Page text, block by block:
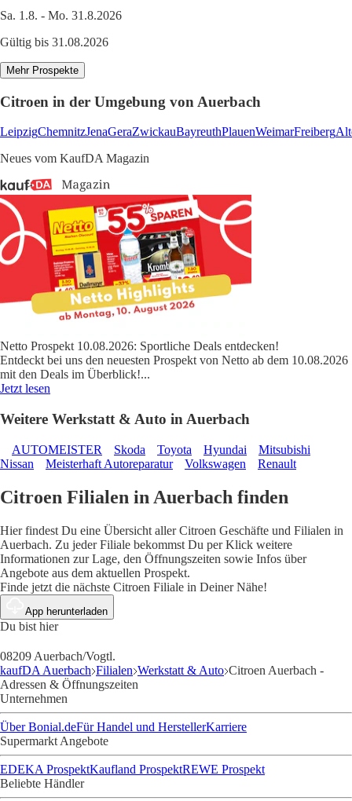
Sa. 1.8. - Mo. 31.8.2026
Gültig bis 31.08.2026
Mehr Prospekte
Citroen in der Umgebung von Auerbach
LeipzigChemnitzJenaGeraZwickauBayreuthPlauenWeimarFreiberg
Neues vom KaufDA Magazin
Netto Prospekt 10.08.2026: Sportliche Deals entdecken!
Entdeckt bei uns den neuesten Prospekt von Netto ab dem 10.08.2026
mit den Deals im Überblick!...
Jetzt lesen
Weitere Werkstatt & Auto in Auerbach
AUTOMEISTER Skoda Toyota Hyundai
Mitsubishi
Nissan
Meisterhaft Autoreparatur Volkswagen Renault
Citroen Filialen in Auerbach finden
Hier findest Du eine Übersicht aller Citroen Geschäfte und Filialen in
Auerbach. Zu jeder Filiale bekommst Du per Klick weitere
Informationen zur Lage, den Öffnungszeiten sowie Infos über
Angebote aus dem aktuellen Prospekt.
Finde jetzt die nächste Citroen Filiale in Deiner Nähe!
App herunterladen
Du bist hier
08209 Auerbach/Vogtl.
kaufDA Auerbach Filialen Werkstatt & Auto Citroen Auerbach -
Adressen & Öffnungszeiten
Unternehmen
Über Bonial.deFür Handel und HerstellerKarriere
Supermarkt Angebote
EDEKA ProspektKaufland ProspektREWE Prospekt
Beliebte Händler